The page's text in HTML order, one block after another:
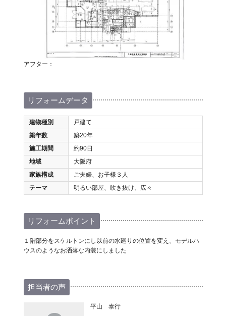
アフター：
リフォームデータ
建物種別
戸建て
築年数
築20年
施工期間
約90日
地域
大阪府
家族構成
ご夫婦、お子様３人
テーマ
明るい部屋、吹き抜け、広々
リフォームポイント
１階部分をスケルトンにし以前の水廻りの位置を変え、モデルハ
ウスのようなお洒落な内装にしました
担当者の声
平山 泰行